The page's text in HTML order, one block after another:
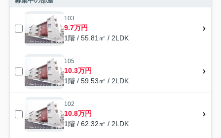
103
9.7万円
1階 / 55.81㎡ / 2LDK
105
10.3万円
1階 / 59.53㎡ / 2LDK
102
10.8万円
1階 / 62.32㎡ / 2LDK